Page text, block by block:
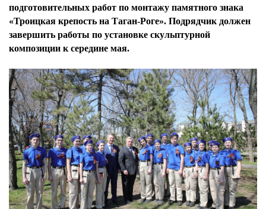
подготовительных работ по монтажу памятного знака
«Троицкая крепость на Таган-Роге». Подрядчик должен
завершить работы по установке скульптурной
композиции к середине мая.